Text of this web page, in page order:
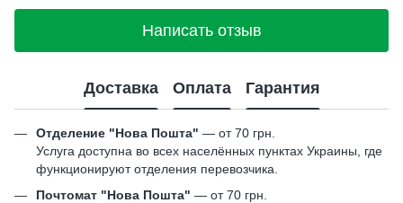
Написать отзыв
Доставка Оплата Гарантия
Отделение "Нова Пошта" — от 70 грн.
Услуга доступна во всех населённых пунктах Украины, где
функционируют отделения перевозчика.
Почтомат "Нова Пошта" — от 70 грн.